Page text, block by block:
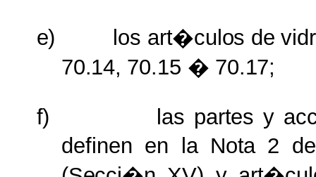
e) los art�culos de
70.14, 70.15 � 70.17;
f) las partesy
definen en la Nota 2